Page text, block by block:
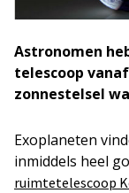
Astronomen
telescoop
zonnestelsel
Exoplaneten
inmiddels heel
ruimtetelescoop